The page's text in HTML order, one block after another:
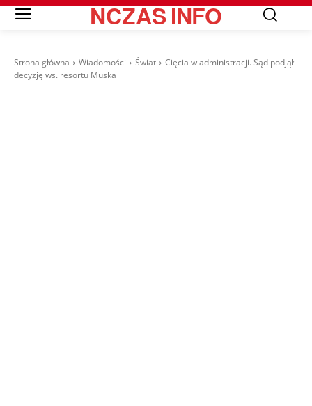
NCZASINFO
Strona główna Wiadomości Świat
Cięcia w administracji. Sąd podjął
decyzję ws. resortu Muska